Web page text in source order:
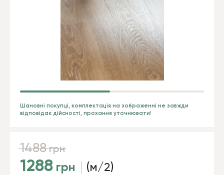
Шановні покупці, комплектація на зображенні не завжди
відповідає дійсності, прохання уточнювати!
1488 грн
1288 грн (м/2)